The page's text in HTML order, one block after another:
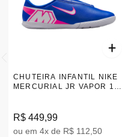
CHUTEIRA INFANTIL NIKE
MERCURIAL JR VAPOR 16
R$ 449,99
ou em 4x de R$ 112,50